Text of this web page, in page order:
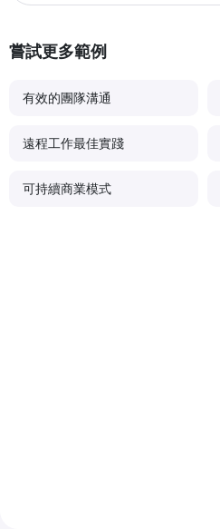
嘗試更多範例
有效的團隊溝通
遠程工作最佳實踐
可持續商業模式